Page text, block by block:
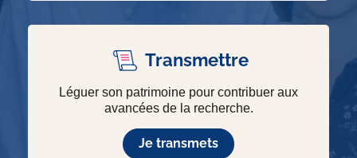
Transmettre
Léguer son patrimoine pour contribuer aux
avancées de la recherche.
Je transmets